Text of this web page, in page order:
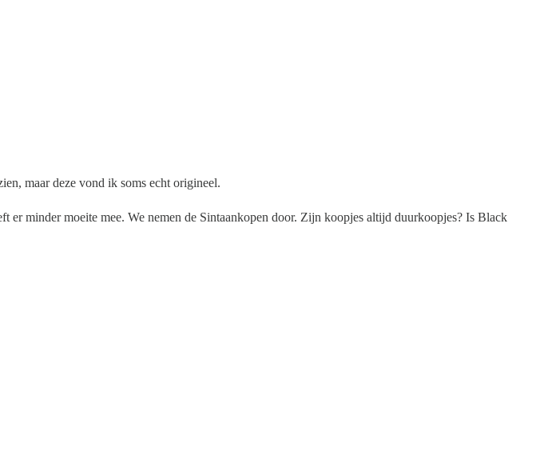
maar deze vond ik soms echt origineel.
minder moeite mee. We nemen de Sintaankopen door. Zijn koopjes altijd duurkoopjes? Is Black